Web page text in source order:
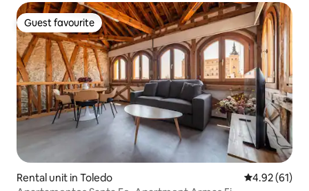
Guest favourite
Guest favourite
Rental unit in Toledo 4.92 out of 5
4.92 (61)